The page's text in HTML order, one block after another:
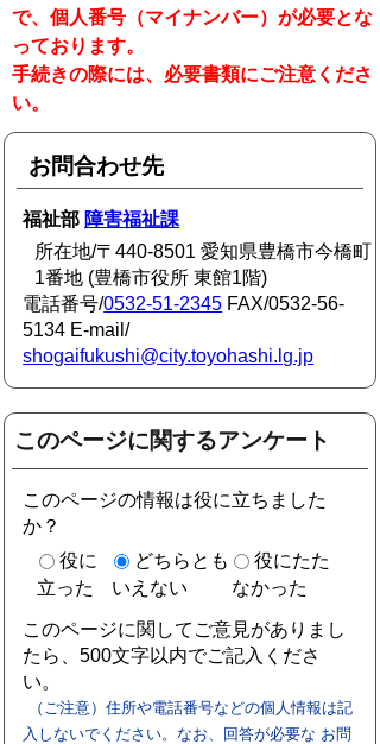
で、個人番号（マイナンバー）が必要とな
っております。
手続きの際には、必要書類にご注意くださ
い。
お問合わせ先
福祉部 障害福祉課
所在地/〒440-8501 愛知県豊橋市今橋町
1番地 (豊橋市役所 東館1階)
電話番号/0532-51-2345 FAX/0532-56-
5134 E-mail/
shogaifukushi@city.toyohashi.lg.jp
このページに関するアンケート
このページの情報は役に立ちました
か？
役に
立った
どちらとも
いえない
役にたた
なかった
このページに関してご意見がありまし
たら、500文字以内でご記入くださ
い。
（ご注意）住所や電話番号などの個人情報は記
入しないでください。なお、回答が必要な お問